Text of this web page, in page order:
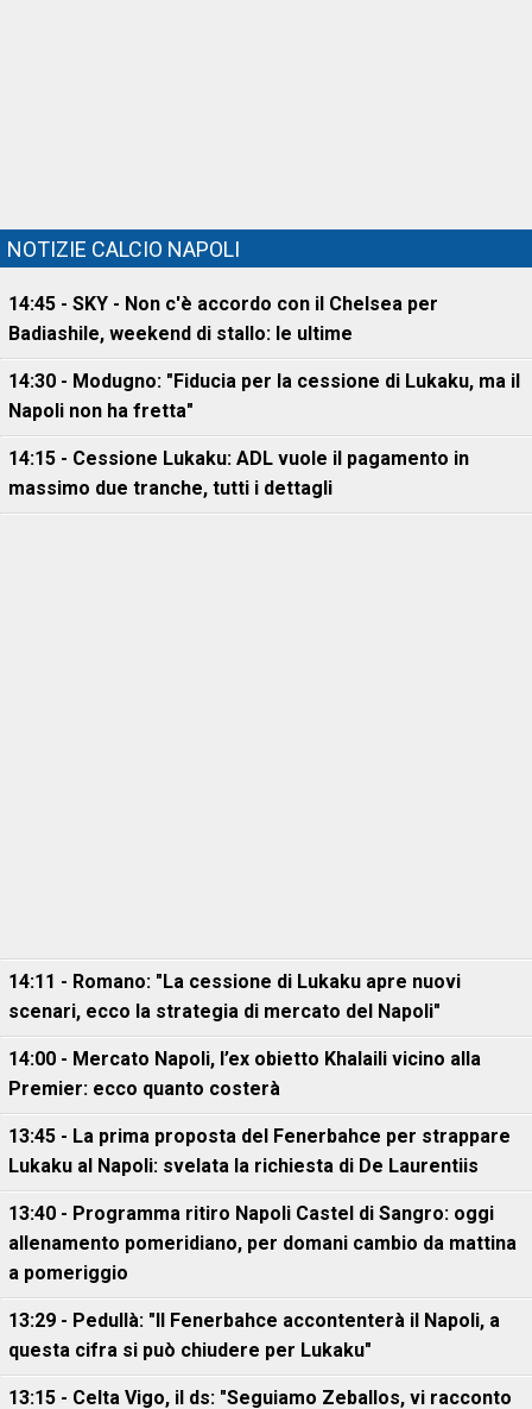
NOTIZIE CALCIO NAPOLI
14:45 - SKY - Non c'è accordo con il Chelsea per
Badiashile, weekend di stallo: le ultime
14:30 - Modugno: "Fiducia per la cessione di Lukaku, ma il
Napoli non ha fretta"
14:15 - Cessione Lukaku: ADL vuole il pagamento in
massimo due tranche, tutti i dettagli
14:11 - Romano: "La cessione di Lukaku apre nuovi
scenari, ecco la strategia di mercato del Napoli"
14:00 - Mercato Napoli, l’ex obietto Khalaili vicino alla
Premier: ecco quanto costerà
13:45 - La prima proposta del Fenerbahce per strappare
Lukaku al Napoli: svelata la richiesta di De Laurentiis
13:40 - Programma ritiro Napoli Castel di Sangro: oggi
allenamento pomeridiano, per domani cambio da mattina
a pomeriggio
13:29 - Pedullà: "Il Fenerbahce accontenterà il Napoli, a
questa cifra si può chiudere per Lukaku"
13:15 - Celta Vigo, il ds: "Seguiamo Zeballos, vi racconto